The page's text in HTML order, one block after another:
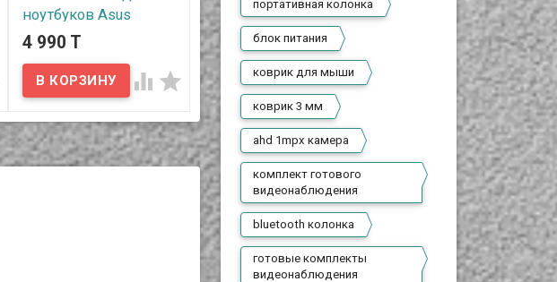
портативная колонка
блок питания
коврик для мыши
коврик 3 мм
ahd 1mpx камера
комплект готового
видеонаблюдения
bluetooth колонка
готовые комплекты
видеонаблюдения
ноутбуков Asus
(EXA0801XA) 2.1A, 19V,
В наличии
Надёжный сетевой блок
питания на 220 вольт для
вашего ноутбука Asus.
Блок питания рассчитан на
напряжение: 19В и силу
4 990 T
 
Универсальный блок
питания для
ноутбуков Asus, 19V,
6.32А, 5.5/2.5 mm
В наличии
Зарядное устройство,
блок питания для
ноутбуков Asus
совместим с большим
ассортиментом моделей.
Адаптер высокого
качества,
функциональный, поэтому
сможет стать
превосходной заменой
сломавшемуся или
утерянному.
7 990 T

ноутбуков Asus (ADP-
90DB REV.B) 19V,
4.74A, 5.5x2.5
В наличии
Предлагаем вам блоки
питания для ноутбуков
Asus (ADP-90DB REV.B) 19V,
4.74A, 5.5x2.5.
